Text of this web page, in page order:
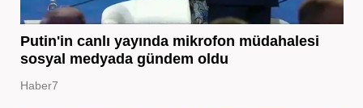
Putin'in canlı yayında mikrofon müdahalesi
sosyal medyada gündem oldu
Haber7